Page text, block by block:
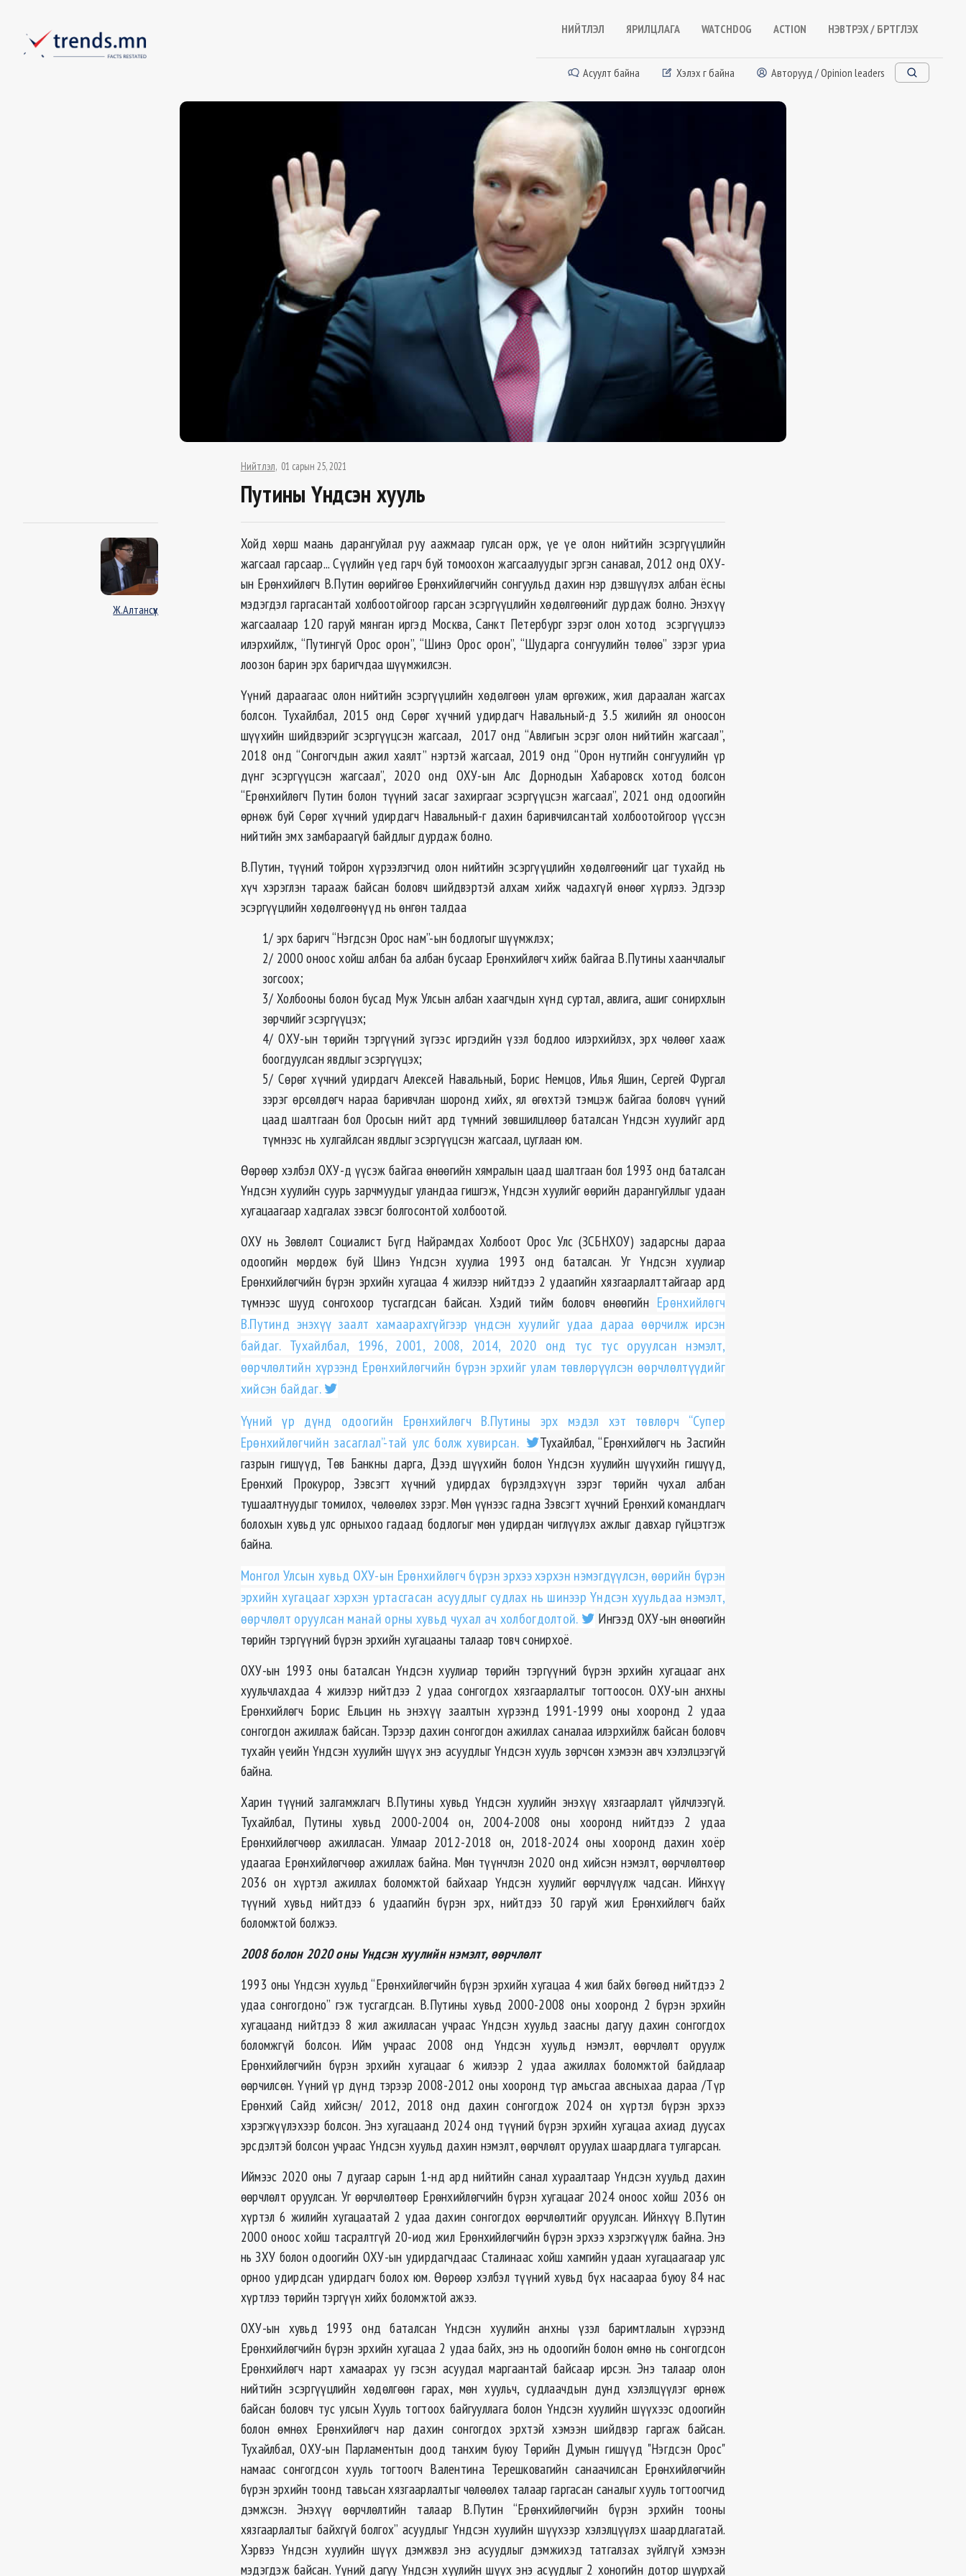
НИЙТЛЭЛ ЯРИЛЦЛАГА WATCHDOG ACTION НЭВТРЭХ / БҮРТГҮҮЛЭХ
Асуулт байна Хэлэх үг байна Авторууд / Opinion leaders
Нийтлэл 01 сарын 25, 2021
Путины Үндсэн хууль
Ж.Алтансүх
Хойд хөрш маань дарангуйлал руу аажмаар гулсан орж, үе үе олон нийтийн эсэргүүцлийн
жагсаал гарсаар... Сүүлийн үед гарч буй томоохон жагсаалуудыг эргэн санавал, 2012 онд ОХУ-
ын Ерөнхийлөгч В.Путин өөрийгөө Ерөнхийлөгчийн сонгуульд дахин нэр дэвшүүлэх албан ёсны
мэдэгдэл гаргасантай холбоотойгоор гарсан эсэргүүцлийн хөдөлгөөнийг дурдаж болно. Энэхүү
жагсаалаар 120 гаруй мянган иргэд Москва, Санкт Петербург зэрэг олон хотод эсэргүүцлээ
илэрхийлж, “Путингүй Орос орон”, “Шинэ Орос орон”, “Шударга сонгуулийн төлөө” зэрэг уриа
лоозон барин эрх баригчдаа шүүмжилсэн.
Үүний дараагаас олон нийтийн эсэргүүцлийн хөдөлгөөн улам өргөжиж, жил дараалан жагсах
болсон. Тухайлбал, 2015 онд Сөрөг хүчний удирдагч Навальный-д 3.5 жилийн ял оноосон
шүүхийн шийдвэрийг эсэргүүцсэн жагсаал, 2017 онд “Авлигын эсрэг олон нийтийн жагсаал”,
2018 онд “Сонгогчдын ажил хаялт” нэртэй жагсаал, 2019 онд “Орон нутгийн сонгуулийн үр
дүнг эсэргүүцсэн жагсаал”, 2020 онд ОХУ-ын Алс Дорнодын Хабаровск хотод болсон
“Ерөнхийлөгч Путин болон түүний засаг захиргааг эсэргүүцсэн жагсаал”, 2021 онд одоогийн
өрнөж буй Сөрөг хүчний удирдагч Навальный-г дахин баривчилсантай холбоотойгоор үүссэн
нийтийн эмх замбараагүй байдлыг дурдаж болно.
В.Путин, түүний тойрон хүрээлэгчид олон нийтийн эсэргүүцлийн хөдөлгөөнийг цаг тухайд нь
хүч хэрэглэн тарааж байсан боловч шийдвэртэй алхам хийж чадахгүй өнөөг хүрлээ. Эдгээр
эсэргүүцлийн хөдөлгөөнүүд нь өнгөн талдаа
1/ эрх баригч “Нэгдсэн Орос нам”-ын бодлогыг шүүмжлэх;
2/ 2000 оноос хойш албан ба албан бусаар Ерөнхийлөгч хийж байгаа В.Путины хаанчлалыг
зогсоох;
3/ Холбооны болон бусад Муж Улсын албан хаагчдын хүнд суртал, авлига, ашиг сонирхлын
зөрчлийг эсэргүүцэх;
4/ ОХУ-ын төрийн тэргүүний зүгээс иргэдийн үзэл бодлоо илэрхийлэх, эрх чөлөөг хааж
боогдуулсан явдлыг эсэргүүцэх;
5/ Сөрөг хүчний удирдагч Алексей Навальный, Борис Немцов, Илья Яшин, Сергей Фургал
зэрэг өрсөлдөгч нараа баривчлан шоронд хийх, ял өгөхтэй тэмцэж байгаа боловч үүний
цаад шалтгаан бол Оросын нийт ард түмний зөвшилцлөөр баталсан Үндсэн хуулийг ард
түмнээс нь хулгайлсан явдлыг эсэргүүцсэн жагсаал, цуглаан юм.
Өөрөөр хэлбэл ОХУ-д үүсэж байгаа өнөөгийн хямралын цаад шалтгаан бол 1993 онд баталсан
Үндсэн хуулийн суурь зарчмуудыг уландаа гишгэж, Үндсэн хуулийг өөрийн дарангуйллыг удаан
хугацаагаар хадгалах зэвсэг болгосонтой холбоотой.
ОХУ нь Зөвлөлт Социалист Бүгд Найрамдах Холбоот Орос Улс (ЗСБНХОУ) задарсны дараа
одоогийн мөрдөж буй Шинэ Үндсэн хуулиа 1993 онд баталсан. Уг Үндсэн хуулиар
Ерөнхийлөгчийн бүрэн эрхийн хугацаа 4 жилээр нийтдээ 2 удаагийн хязгаарлалттайгаар ард
түмнээс шууд сонгохоор тусгагдсан байсан. Хэдий тийм боловч өнөөгийн Ерөнхийлөгч
В.Путинд энэхүү заалт хамаарахгүйгээр үндсэн хуулийг удаа дараа өөрчилж ирсэн
байдаг. Тухайлбал, 1996, 2001, 2008, 2014, 2020 онд тус тус оруулсан нэмэлт,
өөрчлөлтийн хүрээнд Ерөнхийлөгчийн бүрэн эрхийг улам төвлөрүүлсэн өөрчлөлтүүдийг
хийсэн байдаг.
Үүний үр дүнд одоогийн Ерөнхийлөгч В.Путины эрх мэдэл хэт төвлөрч “Супер
Ерөнхийлөгчийн засаглал”-тай улс болж хувирсан.
Тухайлбал, “Ерөнхийлөгч нь Засгийн
газрын гишүүд, Төв Банкны дарга, Дээд шүүхийн болон Үндсэн хуулийн шүүхийн гишүүд,
Ерөнхий Прокурор, Зэвсэгт хүчний удирдах бүрэлдэхүүн зэрэг төрийн чухал албан
тушаалтнуудыг томилох, чөлөөлөх зэрэг. Мөн үүнээс гадна Зэвсэгт хүчний Ерөнхий командлагч
болохын хувьд улс орныхоо гадаад бодлогыг мөн удирдан чиглүүлэх ажлыг давхар гүйцэтгэж
байна.
Монгол Улсын хувьд ОХУ-ын Ерөнхийлөгч бүрэн эрхээ хэрхэн нэмэгдүүлсэн, өөрийн бүрэн
эрхийн хугацааг хэрхэн уртасгасан асуудлыг судлах нь шинээр Үндсэн хуульдаа нэмэлт,
өөрчлөлт оруулсан манай орны хувьд чухал ач холбогдолтой.
Ингээд ОХУ-ын өнөөгийн
төрийн тэргүүний бүрэн эрхийн хугацааны талаар товч сонирхоё.
ОХУ-ын 1993 оны баталсан Үндсэн хуулиар төрийн тэргүүний бүрэн эрхийн хугацааг анх
хуульчлахдаа 4 жилээр нийтдээ 2 удаа сонгогдох хязгаарлалтыг тогтоосон. ОХУ-ын анхны
Ерөнхийлөгч Борис Ельцин нь энэхүү заалтын хүрээнд 1991-1999 оны хооронд 2 удаа
сонгогдон ажиллаж байсан. Тэрээр дахин сонгогдон ажиллах саналаа илэрхийлж байсан боловч
тухайн үеийн Үндсэн хуулийн шүүх энэ асуудлыг Үндсэн хууль зөрчсөн хэмээн авч хэлэлцээгүй
байна.
Харин түүний залгамжлагч В.Путины хувьд Үндсэн хуулийн энэхүү хязгаарлалт үйлчлээгүй.
Тухайлбал, Путины хувьд 2000-2004 он, 2004-2008 оны хооронд нийтдээ 2 удаа
Ерөнхийлөгчөөр ажилласан. Улмаар 2012-2018 он, 2018-2024 оны хооронд дахин хоёр
удаагаа Ерөнхийлөгчөөр ажиллаж байна. Мөн түүнчлэн 2020 онд хийсэн нэмэлт, өөрчлөлтөөр
2036 он хүртэл ажиллах боломжтой байхаар Үндсэн хуулийг өөрчлүүлж чадсан. Ийнхүү
түүний хувьд нийтдээ 6 удаагийн бүрэн эрх, нийтдээ 30 гаруй жил Ерөнхийлөгч байх
боломжтой болжээ.
2008 болон 2020 оны Үндсэн хуулийн нэмэлт, өөрчлөлт
1993 оны Үндсэн хуульд “Ерөнхийлөгчийн бүрэн эрхийн хугацаа 4 жил байх бөгөөд нийтдээ 2
удаа сонгогдоно” гэж тусгагдсан. В.Путины хувьд 2000-2008 оны хооронд 2 бүрэн эрхийн
хугацаанд нийтдээ 8 жил ажилласан учраас Үндсэн хуульд заасны дагуу дахин сонгогдох
боломжгүй болсон. Ийм учраас 2008 онд Үндсэн хуульд нэмэлт, өөрчлөлт оруулж
Ерөнхийлөгчийн бүрэн эрхийн хугацааг 6 жилээр 2 удаа ажиллах боломжтой байдлаар
өөрчилсөн. Үүний үр дүнд тэрээр 2008-2012 оны хооронд түр амьсгаа авсныхаа дараа /Түр
Ерөнхий Сайд хийсэн/ 2012, 2018 онд дахин сонгогдож 2024 он хүртэл бүрэн эрхээ
хэрэгжүүлэхээр болсон. Энэ хугацаанд 2024 онд түүний бүрэн эрхийн хугацаа ахиад дуусах
эрсдэлтэй болсон учраас Үндсэн хуульд дахин нэмэлт, өөрчлөлт оруулах шаардлага тулгарсан.
Иймээс 2020 оны 7 дугаар сарын 1-нд ард нийтийн санал хураалтаар Үндсэн хуульд дахин
өөрчлөлт оруулсан. Уг өөрчлөлтөөр Ерөнхийлөгчийн бүрэн хугацааг 2024 оноос хойш 2036 он
хүртэл 6 жилийн хугацаатай 2 удаа дахин сонгогдох өөрчлөлтийг оруулсан. Ийнхүү В.Путин
2000 оноос хойш тасралтгүй 20-иод жил Ерөнхийлөгчийн бүрэн эрхээ хэрэгжүүлж байна. Энэ
нь ЗХУ болон одоогийн ОХУ-ын удирдагчдаас Сталинаас хойш хамгийн удаан хугацаагаар улс
орноо удирдсан удирдагч болох юм. Өөрөөр хэлбэл түүний хувьд бүх насаараа буюу 84 нас
хүртлээ төрийн тэргүүн хийх боломжтой ажээ.
ОХУ-ын хувьд 1993 онд баталсан Үндсэн хуулийн анхны үзэл баримтлалын хүрээнд
Ерөнхийлөгчийн бүрэн эрхийн хугацаа 2 удаа байх, энэ нь одоогийн болон өмнө нь сонгогдсон
Ерөнхийлөгч нарт хамаарах уу гэсэн асуудал маргаантай байсаар ирсэн. Энэ талаар олон
нийтийн эсэргүүцлийн хөдөлгөөн гарах, мөн хуульч, судлаачдын дунд хэлэлцүүлэг өрнөж
байсан боловч тус улсын Хууль тогтоох байгууллага болон Үндсэн хуулийн шүүхээс одоогийн
болон өмнөх Ерөнхийлөгч нар дахин сонгогдох эрхтэй хэмээн шийдвэр гаргаж байсан.
Тухайлбал, ОХУ-ын Парламентын доод танхим буюу Төрийн Думын гишүүд "Нэгдсэн Орос"
намаас сонгогдсон хууль тогтоогч Валентина Терешковагийн санаачилсан Ерөнхийлөгчийн
бүрэн эрхийн тоонд тавьсан хязгаарлалтыг чөлөөлөх талаар гаргасан саналыг хууль тогтоогчид
дэмжсэн. Энэхүү өөрчлөлтийн талаар В.Путин “Ерөнхийлөгчийн бүрэн эрхийн тооны
хязгаарлалтыг байхгүй болгох” асуудлыг Үндсэн хуулийн шүүхээр хэлэлцүүлэх шаардлагатай.
Хэрвээ Үндсэн хуулийн шүүх дэмжвэл энэ асуудлыг дэмжихэд татгалзах зүйлгүй хэмээн
мэдэгдэж байсан. Үүний дагуу Үндсэн хуулийн шүүх энэ асуудлыг 2 хоногийн дотор шуурхай